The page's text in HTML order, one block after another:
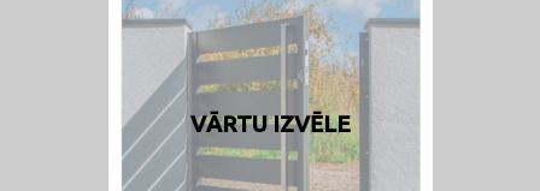
VĀRTU IZVĒLE